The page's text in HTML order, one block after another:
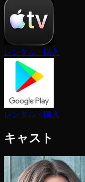
レンタル・購入
レンタル・購入
キャスト